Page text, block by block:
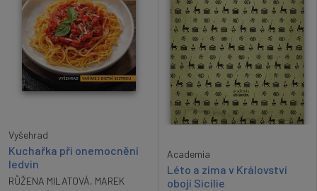
Vyšehrad
Kuchařka při onemocnění
ledvin
RŮŽENA MILATOVÁ, MAREK
Academia
Léto a zima v Království
obojí Sicílie